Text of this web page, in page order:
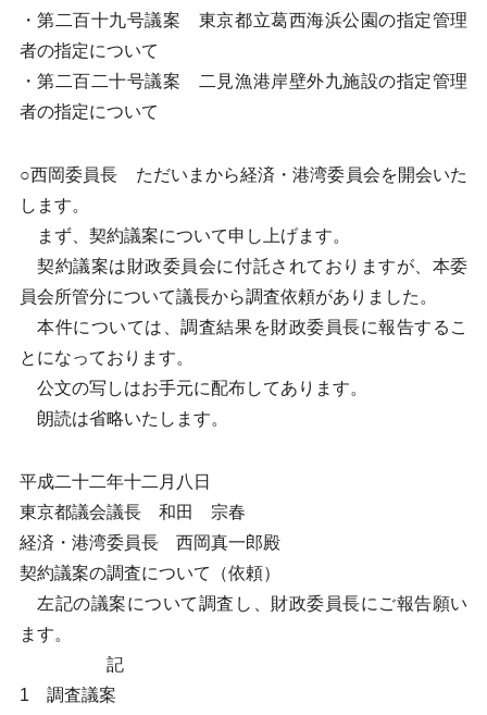
・第二百十九号議案 東京都立葛西海浜公園の指定管理
者の指定について
・第二百二十号議案 二見漁港岸壁外九施設の指定管理
者の指定について
○西岡委員長 ただいまから経済・港湾委員会を開会いた
します。
まず、契約議案について申し上げます。
契約議案は財政委員会に付託されておりますが、本委
員会所管分について議長から調査依頼がありました。
本件については、調査結果を財政委員長に報告するこ
とになっております。
公文の写しはお手元に配布してあります。
朗読は省略いたします。
平成二十二年十二月八日
東京都議会議長 和田 宗春
経済・港湾委員長 西岡真一郎殿
契約議案の調査について（依頼）
左記の議案について調査し、財政委員長にご報告願い
ます。
記
1 調査議案